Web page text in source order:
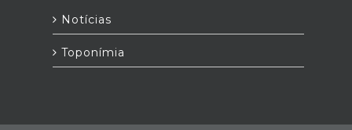
Notícias
Toponímia